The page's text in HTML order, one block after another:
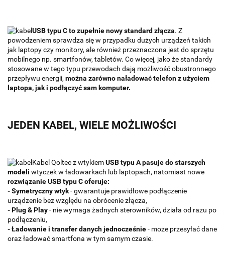
USB typu C to zupełnie nowy standard złącza. Z
powodzeniem sprawdza się w przypadku dużych urządzeń takich
jak laptopy czy monitory, ale również przeznaczona jest do sprzętu
mobilnego np. smartfonów, tabletów. Co więcej, jako że standardy
stosowane w tego typu przewodach dają możliwość obustronnego
przepływu energii, można zarówno naładować telefon z użyciem
laptopa, jak i podłączyć sam komputer.
JEDEN KABEL, WIELE MOŻLIWOŚCI
Kabel Qoltec z wtykiemUSB typu A pasuje do starszych
modeli wtyczek w ładowarkach lub laptopach, natomiast nowe
rozwiązanie USB typu C oferuje:
- Symetryczny wtyk- gwarantuje prawidłowe podłączenie
urządzenie bez względu na obrócenie złącza,
- Plug & Play- nie wymaga żadnych sterowników, działa od razu po
podłączeniu,
- Ładowanie i transfer danych jednocześnie- może przesyłać dane
oraz ładować smartfona w tym samym czasie.